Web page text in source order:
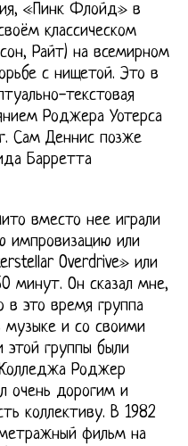
«Пинк Флойд» в
классическом
Райт) на всемирном
с нищетой. Это в
текстовая
Роджера Уотерса
Сам Деннис позже
Барретта
вместо нее играли
импровизацию или
Overdrive» или
минут. Он сказал мне,
это время группа
музыке и со своими
этой группы были
Роджер
очень дорогим и
коллективу. В 1982
фильм на